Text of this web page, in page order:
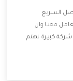
السريع
معنا وان
كبيرة نهتم
تكون من أهم